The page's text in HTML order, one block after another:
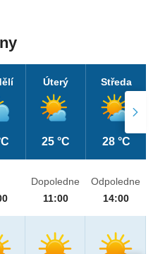
Úterý
25 °C
Středa
28 °C
Dopoledne
11:00
Odpoledne
14:00